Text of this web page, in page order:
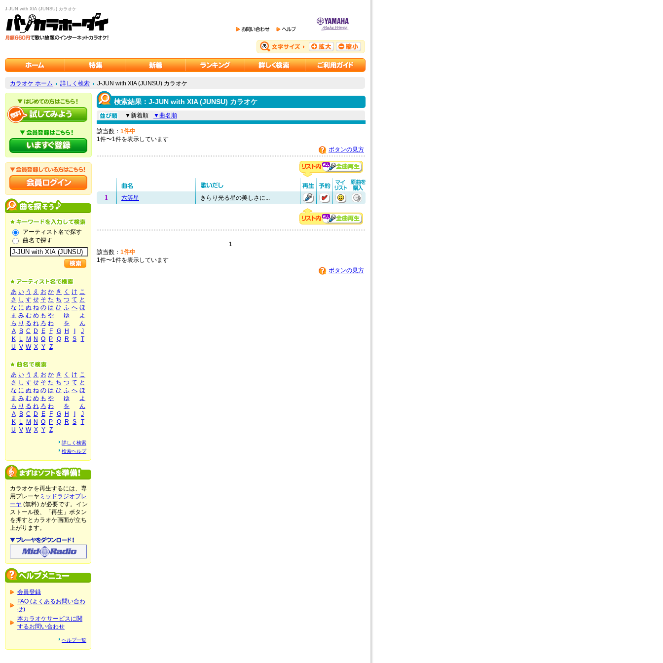
J-JUN with XIA (JUNSU) カラオケ
カラオケ ホーム 詳しく検索 J-JUN with XIA (JUNSU) カラオケ
アーティスト名で探す
曲名で探す
あ い う え お か き く け こ
さ し す せ そ た ち つ て と
な に ぬ ね の は ひ ふ へ ほ
ま み む め も や ゆ
よ
ら り る れ ろ わ を
ん
A
B C D E F G H
J
K
L M N O P Q R S
T
U V W X Y Z
あ い う え お か き く け こ
さ し す せ そ た ち つ て と
な に ぬ ね の は ひ ふ へ ほ
ま み む め も や ゆ
よ
ら り る れ ろ わ を
ん
A
B C D E F G H
J
K
L M N O P Q R S
T
U V W X Y Z
詳しく検索
検索ヘルプ
カラオケを再生するには、専
用プレーヤ ミッドラジオプレ
ーヤ (無料) が必要です。イン
ストール後、「再生」ボタン
を押すとカラオケ画面が立ち
上がります。
会員登録
FAQ (よくあるお問い合わ
せ)
本カラオケサービスに関
するお問い合わせ
ヘルプ一覧
検索結果：J-JUN with XIA (JUNSU) カラオケ
▼新着順 ▼曲名順
該当数： 1件中
1件〜1件を表示しています
ボタンの見方
1 六等星 きらり光る星の美しさに...
1
該当数： 1件中
1件〜1件を表示しています
ボタンの見方